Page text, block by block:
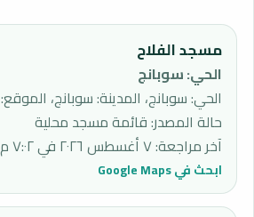
مسجد الفلاح
الحي:سوبانج
الحي: سوبانج، المدينة: سوبانج، الموقع: Subang
حالة المصدر:قائمة مسجد محلية
آخر مراجعة:٧ أغسطس ٢٠٢٦ في ٧:٠٢ م
ابحث في Google Maps